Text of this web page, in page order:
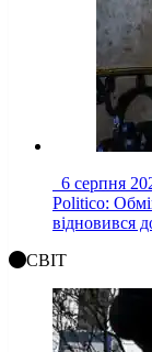
6 серпня
Politico:
відновився
СВІТ